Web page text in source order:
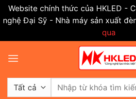
Website chính thức của HKLED -
nghệ Đại Sỹ - Nhà máy sản xuất
qua
qua
dung
Tìm
kiếm: